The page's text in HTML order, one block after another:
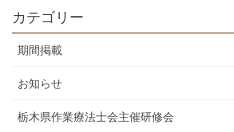
カテゴリー
期間掲載
お知らせ
栃木県作業療法士会主催研修会